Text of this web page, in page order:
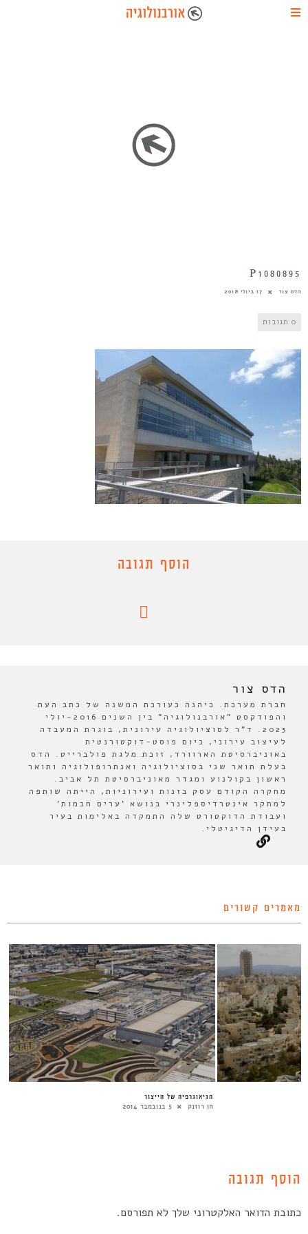
P1080895
הדס צור 17 ביולי 2018
0 תגובות
הוסף תגובה
הדס צור
חברת מערכת. כיהנה כעורכת המשנה של כתב העת
והפודקסט "אורבנולוגיה" בין השנים 2016-יולי
2023. ד"ר לסוציולוגיה עירונית, בוגרת המעבדה
לעיצוב עירוני, כיום פוסט-דוקטורנטית
באוניברסיטת הארוורד, זוכת מלגת פולברייט. הדס
בעלת תואר שני בסוציולוגיה ואנתרופולוגיה ותואר
ראשון בקולנוע ומגדר מאוניברסיטת תל אביב.
מחקרה הקודם עסק בזנות ועירוניות, הייתה שותפה
למחקר אינטרדיספלינרי בנושא 'ערים חכמות'
ועבודת הדוקטורט שלה התמקדה באלימות בעיר
בעידן הדיגיטלי.
מאמרים קשורים
הגיאוגרפיה של הייצור
חן רוזנק 5 בנובמבר 2014
הוסף תגובה
כתובת הדואר האלקטרוני שלך לא תפורסם.